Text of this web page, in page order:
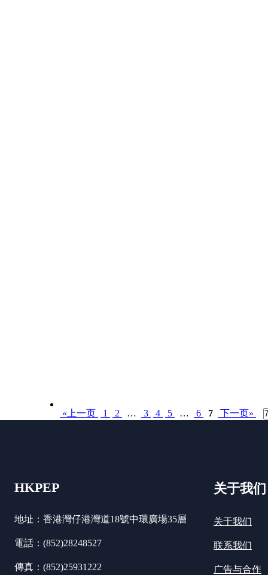
«上一页 1 2 … 3 4 5 … 6 7 下一页»
HKPEP
地址：香港灣仔港灣道18號中環廣場35層
電話：(852)28248527
傳真：(852)25931222
关于我们
关于我们
联系我们
广告与合作